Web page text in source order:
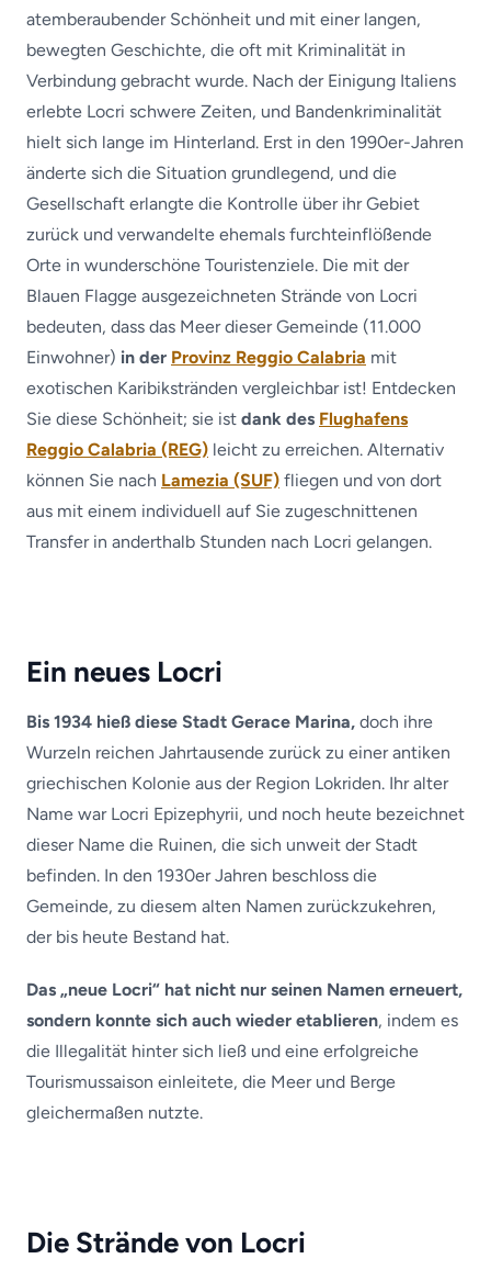
atemberaubender Schönheit und mit einer langen,
bewegten Geschichte, die oft mit Kriminalität in
Verbindung gebracht wurde. Nach der Einigung Italiens
erlebte Locri schwere Zeiten, und Bandenkriminalität
hielt sich lange im Hinterland. Erst in den 1990er-Jahren
änderte sich die Situation grundlegend, und die
Gesellschaft erlangte die Kontrolle über ihr Gebiet
zurück und verwandelte ehemals furchteinflößende
Orte in wunderschöne Touristenziele. Die mit der
Blauen Flagge ausgezeichneten Strände von Locri
bedeuten, dass das Meer dieser Gemeinde (11.000
Einwohner) in der Provinz Reggio Calabria mit
exotischen Karibikstränden vergleichbar ist! Entdecken
Sie diese Schönheit; sie ist dank des Flughafens
Reggio Calabria (REG) leicht zu erreichen. Alternativ
können Sie nach Lamezia (SUF) fliegen und von dort
aus mit einem individuell auf Sie zugeschnittenen
Transfer in anderthalb Stunden nach Locri gelangen.
Ein neues Locri
Bis 1934 hieß diese Stadt Gerace Marina, doch ihre
Wurzeln reichen Jahrtausende zurück zu einer antiken
griechischen Kolonie aus der Region Lokriden. Ihr alter
Name war Locri Epizephyrii, und noch heute bezeichnet
dieser Name die Ruinen, die sich unweit der Stadt
befinden. In den 1930er Jahren beschloss die
Gemeinde, zu diesem alten Namen zurückzukehren,
der bis heute Bestand hat.
Das „neue Locri“ hat nicht nur seinen Namen erneuert,
sondern konnte sich auch wieder etablieren, indem es
die Illegalität hinter sich ließ und eine erfolgreiche
Tourismussaison einleitete, die Meer und Berge
gleichermaßen nutzte.
Die Strände von Locri